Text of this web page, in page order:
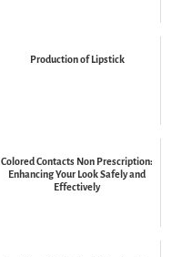
Production of Lipstick
Colored Contacts Non Prescription:
Enhancing Your Look Safely and
Effectively